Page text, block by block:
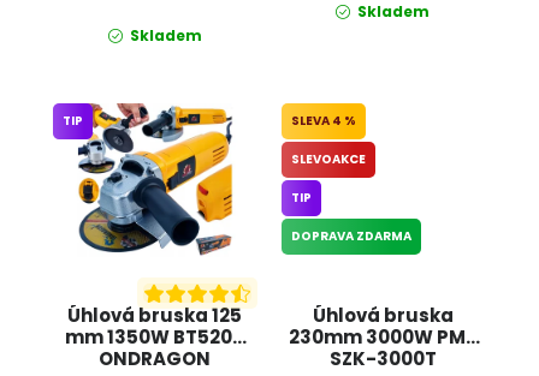
Skladem
Skladem
Úhlová bruska 125
mm 1350W BT5205
ONDRAGON
TIP
Úhlová bruska
230mm 3000W PM-
SZK-3000T
4 %
SLEVOAKCE
TIP
DOPRAVA ZDARMA